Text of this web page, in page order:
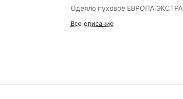
Одеяло пуховое ЕВРОПА ЭКСТРА
Все описание